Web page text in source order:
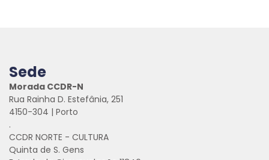
Sede
Morada CCDR-N
Rua Rainha D. Estefânia, 251
4150-304 | Porto
.
CCDR NORTE - CULTURA
Quinta de S. Gens